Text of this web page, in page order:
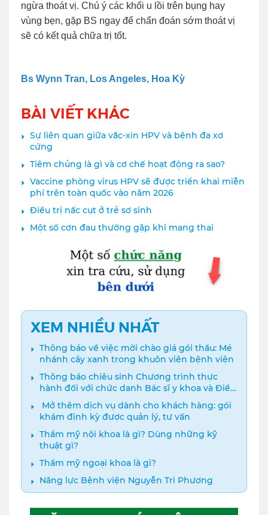
ngừa thoát vị. Chú ý các khối u lồi trên bụng hay
vùng bẹn, gặp BS ngay để chẩn đoán sớm thoát vị
sẽ có kết quả chữa trị tốt.
Bs Wynn Tran, Los Angeles, Hoa Kỳ
BÀI VIẾT KHÁC
Sự liên quan giữa vắc-xin HPV và bệnh đa xơ
cứng
Tiêm chủng là gì và cơ chế hoạt động ra sao?
Vaccine phòng virus HPV sẽ được triển khai miễn
phí trên toàn quốc vào năm 2026
Điều trị nấc cụt ở trẻ sơ sinh
Một số cơn đau thường gặp khi mang thai
XEM NHIỀU NHẤT
Thông báo về việc mời chào giá gói thầu: Mé
nhánh cây xanh trong khuôn viên bệnh viện
Thông báo chiêu sinh Chương trình thực
hành đối với chức danh Bác sĩ y khoa và Điều
dưỡng năm 2024
️ Mở thêm dịch vụ dành cho khách hàng: gói
khám định kỳ được quản lý, tư vấn
Thẩm mỹ nội khoa là gì? Dùng những kỹ
thuật gì?
Thẩm mỹ ngoại khoa là gì?
Năng lực Bệnh viện Nguyễn Tri Phương